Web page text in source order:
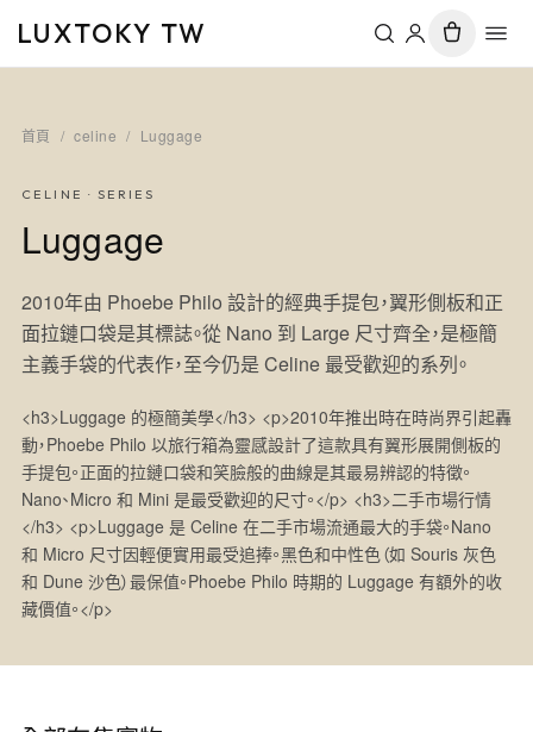
LUXTOKY TW
首頁 / celine / Luggage
CELINE · SERIES
Luggage
2010年由 Phoebe Philo 設計的經典手提包，翼形側板和正
面拉鏈口袋是其標誌。從 Nano 到 Large 尺寸齊全，是極簡
主義手袋的代表作，至今仍是 Celine 最受歡迎的系列。
<h3>Luggage 的極簡美學</h3> <p>2010年推出時在時尚界引起轟
動，Phoebe Philo 以旅行箱為靈感設計了這款具有翼形展開側板的
手提包。正面的拉鏈口袋和笑臉般的曲線是其最易辨認的特徵。
Nano、Micro 和 Mini 是最受歡迎的尺寸。</p> <h3>二手市場行情
</h3> <p>Luggage 是 Celine 在二手市場流通最大的手袋。Nano
和 Micro 尺寸因輕便實用最受追捧。黑色和中性色（如 Souris 灰色
和 Dune 沙色）最保值。Phoebe Philo 時期的 Luggage 有額外的收
藏價值。</p>